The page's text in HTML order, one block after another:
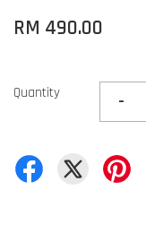
RM 490.00
Quantity -